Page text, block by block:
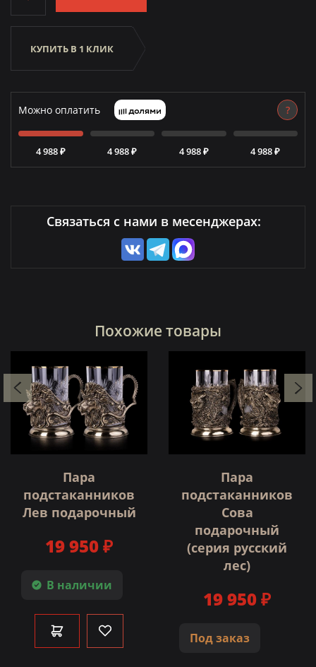
КУПИТЬ В 1 КЛИК
Можно оплатить ?
4 988 ₽ 4 988 ₽ 4 988 ₽ 4 988 ₽
Связаться с нами в месенджерах:
Похожие товары
Пара
подстаканников
Лев подарочный
В наличии
19 950 ₽
Пара
подстаканников
Сова
подарочный
(серия русский
лес)
Под заказ
19 950 ₽